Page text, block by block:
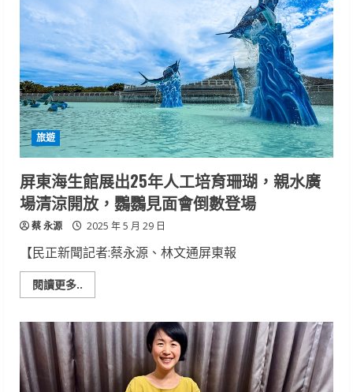
生
際
競
賽
奪
13
面
獎
牌
旅遊
屏東海生館展出25年人工培育珊瑚，親水廣
場清涼開放，鸚鸚見面會倒數登場
蔡 永源 2025 年 5 月 29 日
【民正新聞記者:蔡永源、林文通屏東報
閱讀更多..
more
東
海
生
館
展
出